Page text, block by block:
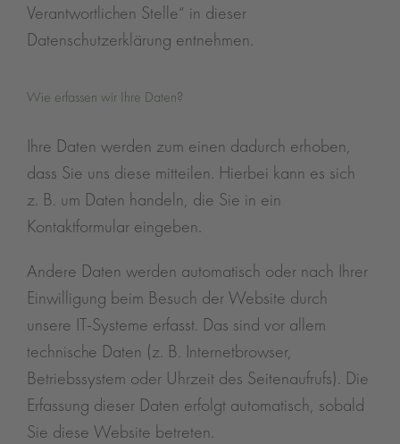
Verantwortlichen Stelle“ in dieser
Datenschutzerklärung entnehmen.
Wie erfassen wir Ihre Daten?
Ihre Daten werden zum einen dadurch erhoben,
dass Sie uns diese mitteilen. Hierbei kann es sich
z. B. um Daten handeln, die Sie in ein
Kontaktformular eingeben.
Andere Daten werden automatisch oder nach Ihrer
Einwilligung beim Besuch der Website durch
unsere IT-Systeme erfasst. Das sind vor allem
technische Daten (z. B. Internetbrowser,
Betriebssystem oder Uhrzeit des Seitenaufrufs). Die
Erfassung dieser Daten erfolgt automatisch, sobald
Sie diese Website betreten.